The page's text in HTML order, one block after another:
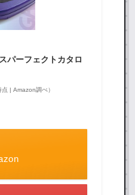
パーフェクトカタロ
| Amazon調べ）